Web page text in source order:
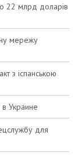
22 млрд доларів
мережу
з іспанською
Украине
для